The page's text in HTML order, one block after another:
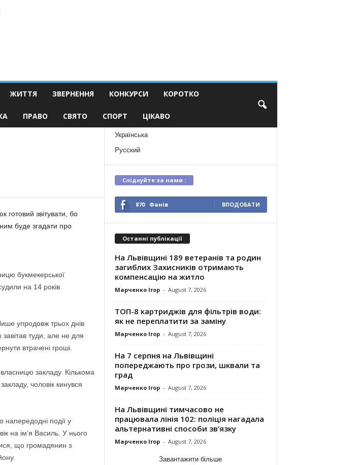
ЖИТТЯ ЗВЕРНЕННЯ КОНКУРСИ КОРОТКО
ПРАВО СВЯТО СПОРТ ЦІКАВО
готовий звітувати, бо
буде згадати про
букмекерської
на 14 років
упродовж трьох днів
завітав туди, але не для
втрачені гроші.
закладу. Кількома
чоловік кинувся
напередодні події у
на ім’я Василь. У нього
що громадянин з
Українська
Русский
Слідкуйте за нами :
870 Фанів ВПОДОБАТИ
Останні публікації
На Львівщині 189 ветеранів та родин
загиблих Захисників отримають
компенсацію на житло
Марченко Ігор - August 7, 2026
ТОП-8 картриджів для фільтрів води:
як не переплатити за заміну
Марченко Ігор - August 7, 2026
На 7 серпня на Львівщині
попереджають про грози, шквали та
град
Марченко Ігор - August 7, 2026
На Львівщині тимчасово не
працювала лінія 102: поліція нагадала
альтернативні способи зв’язку
Марченко Ігор - August 7, 2026
Завантажити більше